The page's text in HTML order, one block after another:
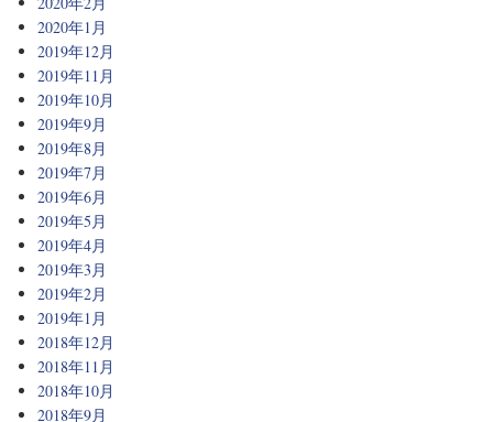
2020年1月
2019年12月
2019年11月
2019年10月
2019年9月
2019年8月
2019年7月
2019年6月
2019年5月
2019年4月
2019年3月
2019年2月
2019年1月
2018年12月
2018年11月
2018年10月
2018年9月